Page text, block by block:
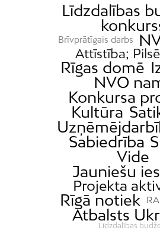
Līdzdalības
Brīvprātīgais darbs
Attīstība;
Rīgas domē
NVO
Konkursa
Kultūra
Sabiedrība
Vide
Jauniešu
Projekta
Rīgā notiek
Atbalsts
Līdzdalības